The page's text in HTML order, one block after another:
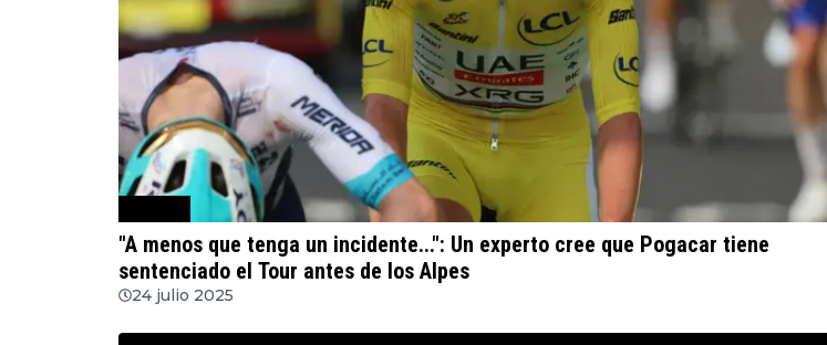
"A menos que tenga un incidente...": Un experto cree que Pogacar tiene
sentenciado el Tour antes de los Alpes
24 julio 2025